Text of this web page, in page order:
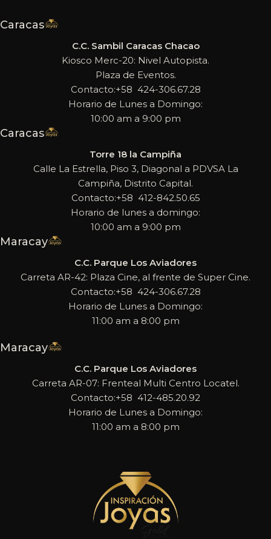
Caracas
C.C. Sambil Caracas Chacao
Kiosco Merc-20: Nivel Autopista.
Plaza de Eventos.
Contacto:+58 424-306.67.28
Horario de Lunes a Domingo:
10:00 am a 9:00 pm
Caracas
Torre 18 la Campiña
Calle La Estrella, Piso 3, Diagonal a PDVSA La
Campiña, Distrito Capital.
Contacto:+58 412-842.50.65
Horario de lunes a domingo:
10:00 am a 9:00 pm
Maracay
C.C. Parque Los Aviadores
Carreta AR-42: Plaza Cine, al frente de Super Cine.
Contacto:+58 424-306.67.28
Horario de Lunes a Domingo:
11:00 am a 8:00 pm
Maracay
C.C. Parque Los Aviadores
Carreta AR-07: Frenteal Multi Centro Locatel.
Contacto:+58 412-485.20.92
Horario de Lunes a Domingo:
11:00 am a 8:00 pm